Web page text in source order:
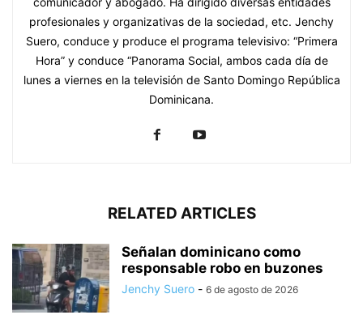
profesionales y organizativas de la sociedad, etc. Jenchy
Suero, conduce y produce el programa televisivo: “Primera
Hora” y conduce “Panorama Social, ambos cada día de
lunes a viernes en la televisión de Santo Domingo República
Dominicana.
RELATED ARTICLES
Señalan dominicano como
responsable robo en buzones
Jenchy Suero - 6 de agosto de 2026